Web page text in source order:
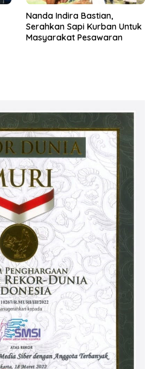
Nanda Indira Bastian,
Serahkan Sapi Kurban Untuk
Masyarakat Pesawaran